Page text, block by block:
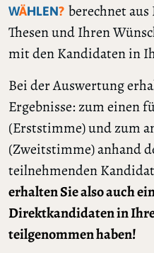
WÄHLEN? berechnet
Thesen und Ihren
mit den Kandidaten in
Bei der Auswertung
Ergebnisse: zum einen
(Erststimme) und zum
(Zweitstimme) anhand
teilnehmenden
erhalten Sie also auch
Direktkandidaten in
teilgenommen haben!